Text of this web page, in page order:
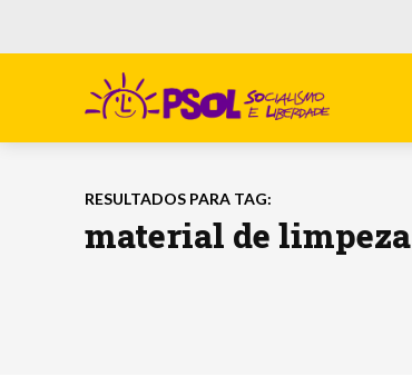
RESULTADOS PARA TAG:
material de limpeza